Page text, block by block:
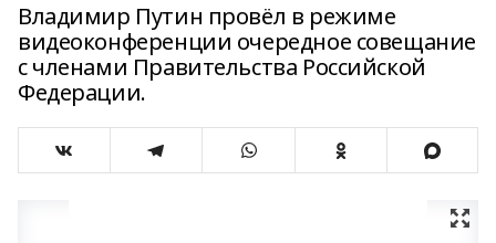
Владимир Путин провёл в режиме
видеоконференции очередное совещание
с членами Правительства Российской
Федерации.